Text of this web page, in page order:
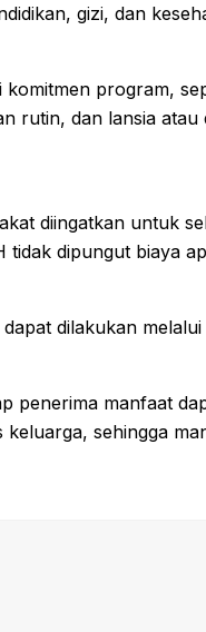
gizi, dan
komitmen program,
rutin, dan lansia atau
diingatkan untuk
tidak dipungut biaya
dilakukan melalui
penerima manfaat
sehingga